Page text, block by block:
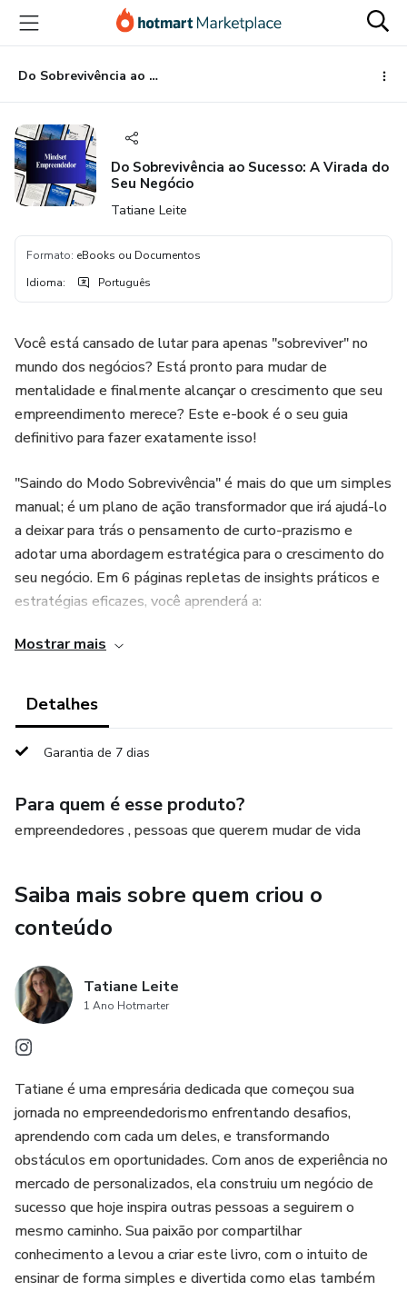
para
conteúdo
principal
para
pagamento
para
rodapé
Do Sobrevivência ao Sucesso: A Virada do Seu Negócio
Do Sobrevivência ao Sucesso: A Virada do
Seu Negócio
Tatiane Leite
Formato: eBooks ou Documentos
Idioma: Português
Você está cansado de lutar para apenas "sobreviver" no
mundo dos negócios? Está pronto para mudar de
mentalidade e finalmente alcançar o crescimento que seu
empreendimento merece? Este e-book é o seu guia
definitivo para fazer exatamente isso!
"Saindo do Modo Sobrevivência" é mais do que um simples
manual; é um plano de ação transformador que irá ajudá-lo
a deixar para trás o pensamento de curto-prazismo e
adotar uma abordagem estratégica para o crescimento do
seu negócio. Em 6 páginas repletas de insights práticos e
estratégias eficazes, você aprenderá a:
Reprogramar sua Mente: Mude a forma como você vê
sobrevivência para uma mentalidade de crescimento
Implementar Estratégias de Crescimento: Descubra
sólido e alcançar suas metas de forma eficiente.
disponíveis para empreendedores modernos.
claro e objetivo com passos práticos para aplicar
imediatamente.
Com dicas valiosas, exemplos práticos e bônus exclusivos,
empreendedor que deseja sair do ciclo de sobrevivência e
entrar no caminho do sucesso. Prepare-se para transformar
sua visão e fazer crescer seu negócio como nunca antes!
Mostrar mais
Detalhes
Garantia de 7 dias
Para quem é esse produto?
empreendedores , pessoas que querem mudar de vida
Saiba mais sobre quem criou o
conteúdo
Tatiane Leite
1 Ano Hotmarter
Tatiane é uma empresária dedicada que começou sua
jornada no empreendedorismo enfrentando desafios,
aprendendo com cada um deles, e transformando
obstáculos em oportunidades. Com anos de experiência no
mercado de personalizados, ela construiu um negócio de
sucesso que hoje inspira outras pessoas a seguirem o
mesmo caminho. Sua paixão por compartilhar
conhecimento a levou a criar este livro, com o intuito de
ensinar de forma simples e divertida como elas também